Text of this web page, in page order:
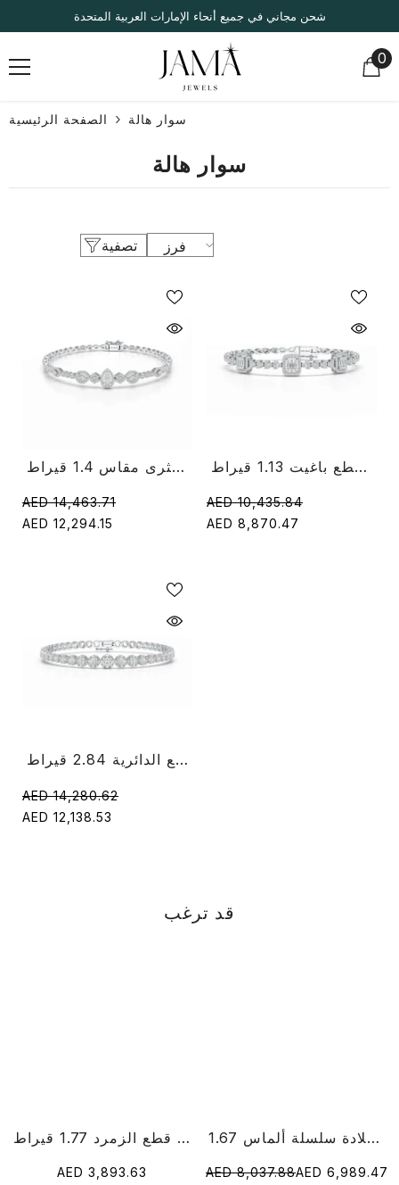
انتقل إلى المحتوىشحن مجاني في جميع أنحاء الإمارات العربية المتحدة
00
الصفحة الرئيسية سوار هالة
سوار هالة
تصفية فرز
سوار ألماس مقطوع على شكل كمثرى مقاس 1.4 قيراط
AED 14,463.71
AED 12,294.15
سوار ألماس قطع باغيت 1.13 قيراط
AED 10,435.84
AED 8,870.47
سوار التنس الماسي ذو القطع الدائرية 2.84 قيراط
AED 14,280.62
AED 12,138.53
قد ترغب
خاتم الماس قطع الزمرد 1.77 قيراط
AED 3,893.63
1.67 قيراط قلادة سلسلة ألماس RoundCut Lab
AED 8,037.88AED 6,989.47